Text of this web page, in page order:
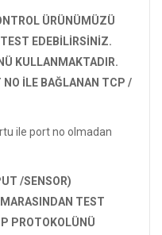
ÜRÜNÜMÜZÜ
EDEBİLİRSİNİZ.
KULLANMAKTADIR.
NO İLE BAĞLANAN TCP /
ile port no olmadan
/SENSOR)
TEST
PROTOKOLÜNÜ